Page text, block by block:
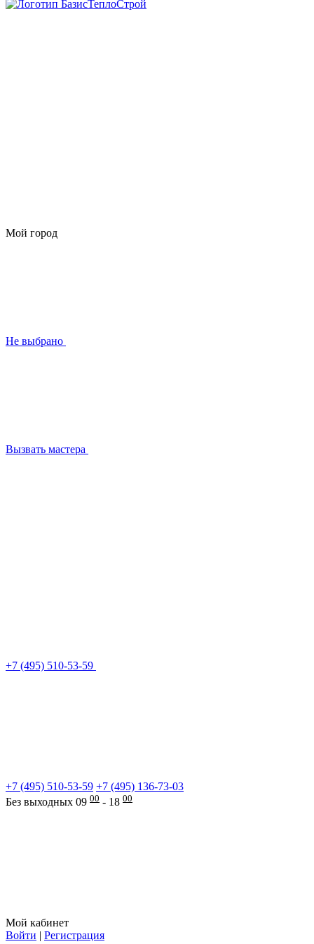
Мой город
Не выбрано
Вызвать мастера
+7 (495) 510-53-59
+7 (495) 510-53-59 +7 (495) 136-73-03
Без выходных 09 00 - 18 00
Мой кабинет
Войти | Регистрация